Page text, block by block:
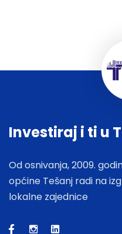
Investiraj i ti u
Od osnivanja, 2009.
općine Tešanj radi na
lokalne zajednice